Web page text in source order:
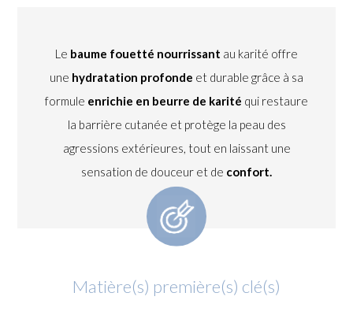
Le baume fouetté nourrissant au karité offre
une hydratation profonde et durable grâce à sa
formule enrichie en beurre de karité qui restaure
la barrière cutanée et protège la peau des
agressions extérieures, tout en laissant une
sensation de douceur et de confort.
Matière(s) première(s) clé(s)